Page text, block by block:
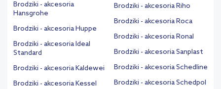
Brodziki - akcesoria
Hansgrohe
Brodziki - akcesoria Huppe
Brodziki - akcesoria Ideal
Standard
Brodziki - akcesoria Kaldewei
Brodziki - akcesoria Kessel
Brodziki - akcesoria Riho
Brodziki - akcesoria Roca
Brodziki - akcesoria Ronal
Brodziki - akcesoria Sanplast
Brodziki - akcesoria Schedline
Brodziki - akcesoria Schedpol